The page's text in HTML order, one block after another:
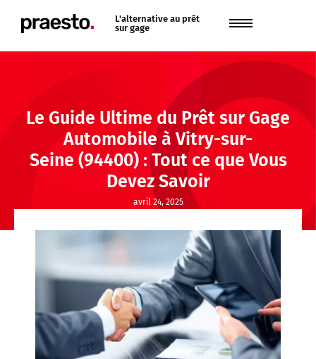
L'alternative au prêt
sur gage
Le Guide Ultime du Prêt sur Gage
Automobile à Vitry-sur-
Seine (94400) : Tout ce que Vous
Devez Savoir
avril 24, 2025